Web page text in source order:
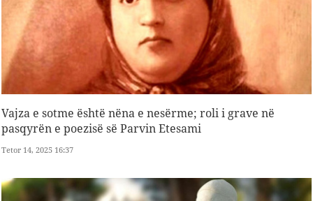
Vajza e sotme është nëna e nesërme; roli i grave në
pasqyrën e poezisë së Parvin Etesami
Tetor 14, 2025 16:37